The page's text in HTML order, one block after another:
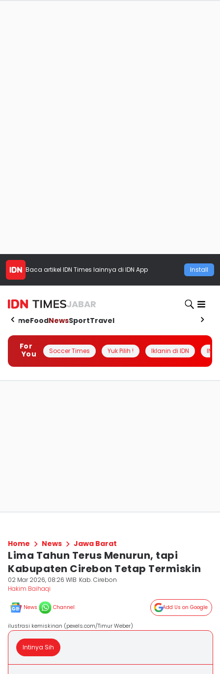
Baca artikel IDN Times lainnya di IDN App Install
JABAR
HomeFoodNewsSportTravel
For
You
Soccer Times Yuk Pilih ! Iklanin di IDN
Home News Jawa Barat
Lima Tahun Terus Menurun, tapi
Kabupaten Cirebon Tetap Termiskin
02 Mar 2026, 08:26 WIB Kab. Cirebon
Hakim Baihaqi
News Channel Add Us on Google
ilustrasi kemiskinan (pexels.com/Timur Weber)
Intinya Sih